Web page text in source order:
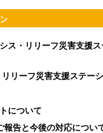
ス・リリーフ災害支援
リーフ災害支援ステー
について
報告と今後の対応につい